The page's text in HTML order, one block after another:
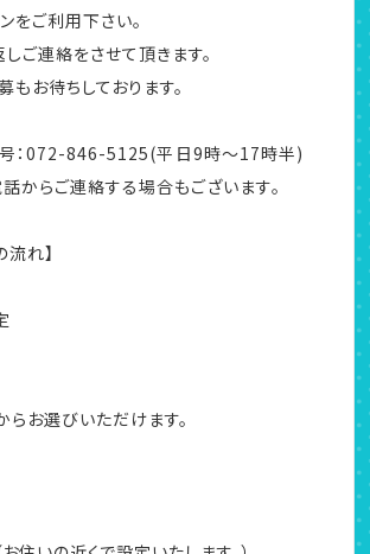
をご利用下さい。
ご連絡をさせて頂きます。
お待ちしております。
：072-846-5125(平日9時～17時半)
からご連絡する場合もございます。
れ】
お選びいただけます。